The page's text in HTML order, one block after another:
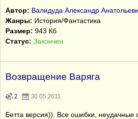
Автор: Валидуда Александр
Жанры: История/Фантастика
Размер: 943 Кб
Статус: Закончен
Возвращение Варяга
2 30.05.2011
Бетта версия)). Все ошибки,